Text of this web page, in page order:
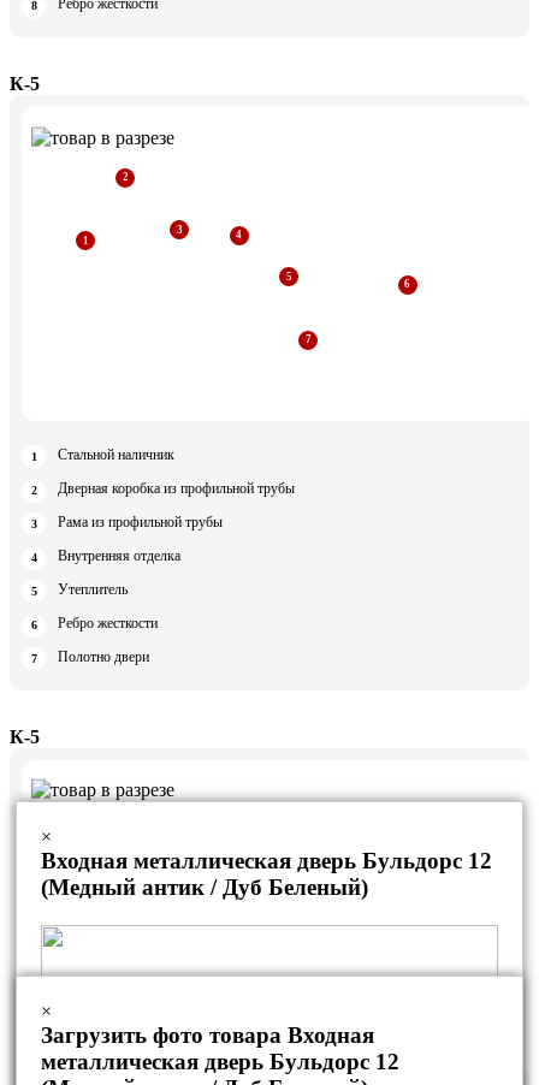
Ребро жесткости
К-5
Стальной наличник
Дверная коробка из профильной трубы
Рама из профильной трубы
Внутренняя отделка
Утеплитель
Ребро жесткости
Полотно двери
К-5
×
Входная металлическая дверь Бульдорс 12
(Медный антик / Дуб Беленый)
×
Загрузить фото товара Входная
металлическая дверь Бульдорс 12